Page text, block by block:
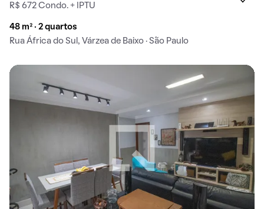
R$ 672 Condo. + IPTU
48 m² · 2 quartos
Rua África do Sul, Várzea de Baixo · São Paulo